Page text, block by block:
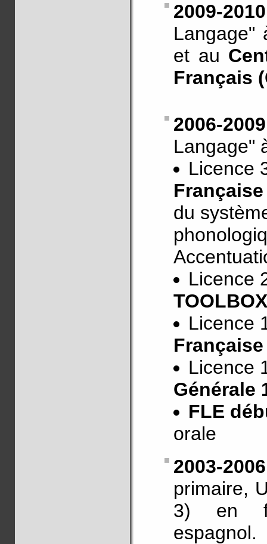
2009-2010
Langage"
et au
Français
2006-2009
Langage"
Licence
Française
du
Licence
TOOLBOX
Licence
Française
Licence
Générale
FLE
orale
2003-2006
primaire,
3) en
espagnol.